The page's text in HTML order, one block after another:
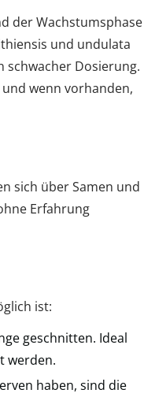
der Wachstumsphase
und undulata
schwacher Dosierung.
wenn vorhanden,
sich über Samen und
Erfahrung
ist:
geschnitten. Ideal
werden.
haben, sind die